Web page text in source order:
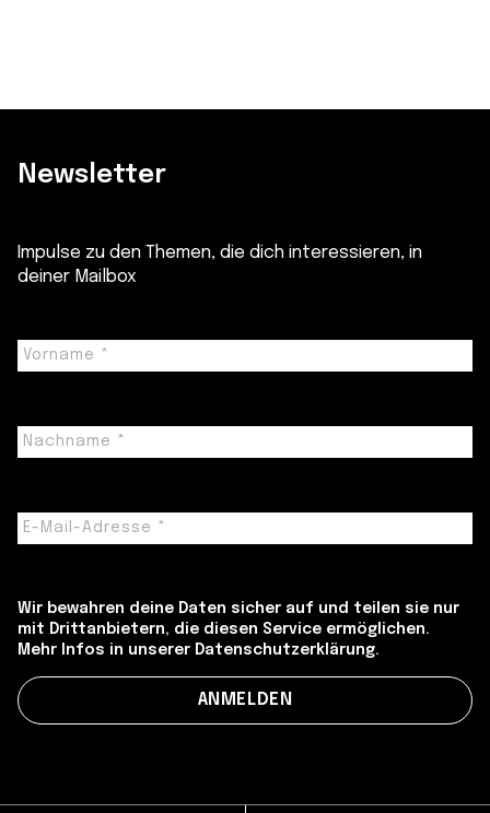
Newsletter
Impulse zu den Themen, die dich interessieren, in
deiner Mailbox
Wir bewahren deine Daten sicher auf und teilen sie nur
mit Drittanbietern, die diesen Service ermöglichen.
Mehr Infos in unserer Datenschutzerklärung.